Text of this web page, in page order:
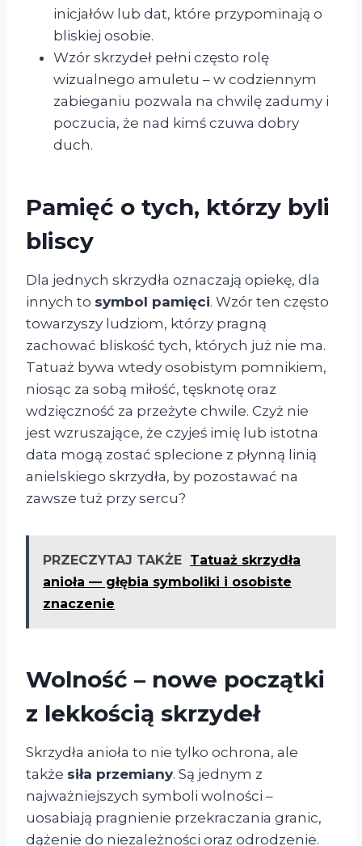
inicjałów lub dat, które przypominają o
bliskiej osobie.
Wzór skrzydeł pełni często rolę
wizualnego amuletu – w codziennym
zabieganiu pozwala na chwilę zadumy i
poczucia, że nad kimś czuwa dobry
duch.
Pamięć o tych, którzy byli
bliscy
Dla jednych skrzydła oznaczają opiekę, dla
innych to symbol pamięci. Wzór ten często
towarzyszy ludziom, którzy pragną
zachować bliskość tych, których już nie ma.
Tatuaż bywa wtedy osobistym pomnikiem,
niosąc za sobą miłość, tęsknotę oraz
wdzięczność za przeżyte chwile. Czyż nie
jest wzruszające, że czyjeś imię lub istotna
data mogą zostać splecione z płynną linią
anielskiego skrzydła, by pozostawać na
zawsze tuż przy sercu?
PRZECZYTAJ TAKŻE Tatuaż skrzydła
anioła — głębia symboliki i osobiste
znaczenie
Wolność – nowe początki
z lekkością skrzydeł
Skrzydła anioła to nie tylko ochrona, ale
także siła przemiany. Są jednym z
najważniejszych symboli wolności –
uosabiają pragnienie przekraczania granic,
dążenie do niezależności oraz odrodzenie.